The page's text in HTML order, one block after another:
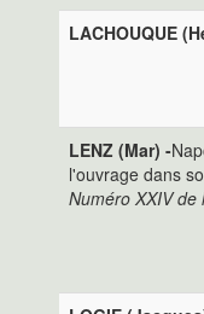
LACHOUQUE
LENZ (Mar) -
l'ouvrage dans
Numéro XXIV de